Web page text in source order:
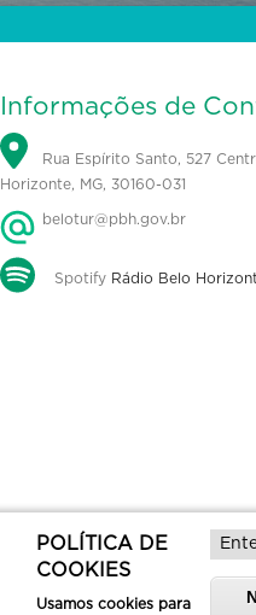
Informações de
Rua Espírito Santo, 527
Horizonte, MG, 30160-031
belotur@pbh.gov.br
Spotify Rádio Belo
POLÍTICA DE
COOKIES
Usamos cookies para